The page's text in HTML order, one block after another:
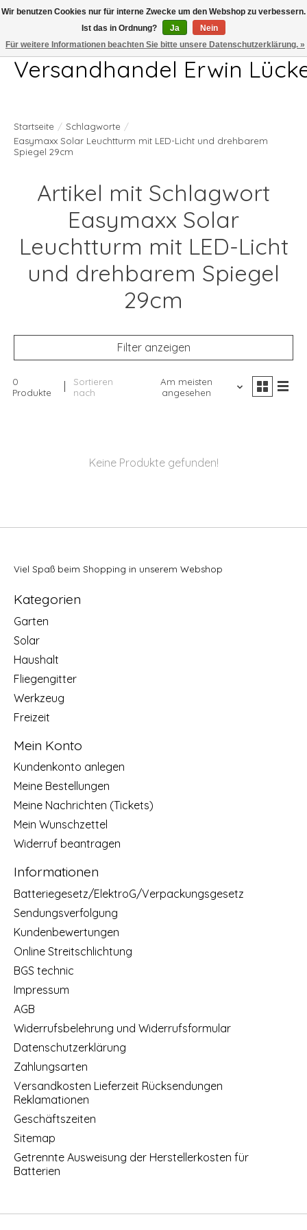
Telefon 04407 715872 MO-DO 7.00-17.00Uhr FR 7.00-13.00Uhr
Versandhandel Erwin
Startseite / Schlagworte /
Easymaxx Solar Leuchtturm mit LED-Licht und drehbarem
Spiegel 29cm
Artikel mit Schlagwort
Easymaxx Solar
Leuchtturm mit LED-Licht
und drehbarem Spiegel
29cm
Filter anzeigen
0
Produkte
Sortieren
nach
Am meisten
angesehen
Keine Produkte gefunden!
Viel Spaß beim Shopping in unserem Webshop
Kategorien
Garten
Solar
Haushalt
Fliegengitter
Werkzeug
Freizeit
Mein Konto
Kundenkonto anlegen
Meine Bestellungen
Meine Nachrichten (Tickets)
Mein Wunschzettel
Widerruf beantragen
Informationen
Batteriegesetz/ElektroG/Verpackungsgesetz
Sendungsverfolgung
Kundenbewertungen
Online Streitschlichtung
BGS technic
Impressum
AGB
Widerrufsbelehrung und Widerrufsformular
Datenschutzerklärung
Zahlungsarten
Versandkosten Lieferzeit Rücksendungen
Reklamationen
Geschäftszeiten
Sitemap
Getrennte Ausweisung der Herstellerkosten für
Batterien
Wir benutzen Cookies nur für interne Zwecke um den Webshop zu verbessern.
Ist das in Ordnung?
Ja
Nein
Für weitere Informationen beachten Sie bitte unsere Datenschutzerklärung. »